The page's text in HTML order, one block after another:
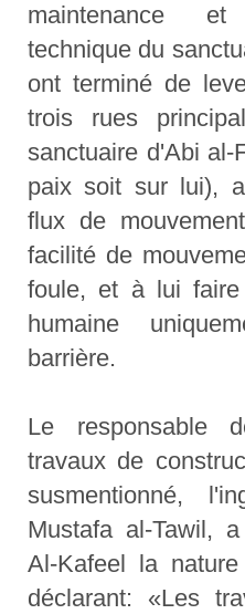
maintenance
technique du
ont terminé de
trois rues
sanctuaire d'Abi al-
paix soit sur lui),
flux de
facilité de
foule, et à lui
humaine
barrière.
Le responsable
travaux de
susmentionné,
Mustafa al-Tawil,
Al-Kafeel la
déclarant: «Les